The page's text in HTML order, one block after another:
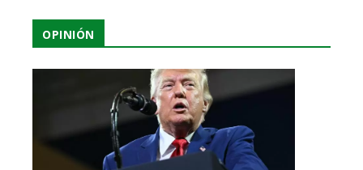
OPINIÓN